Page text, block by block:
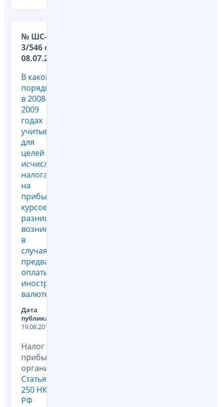
№ ШС-22-
3/546 от
08.07.2009
В каком
порядке
в 2008-
2009
годах
учитываются
для
целей
исчисления
налога
на
прибыль
курсовые
разницы,
возникающие
в
случаях
предварительной
оплаты в
иностранной
валюте?
Дата
публикации:
19.08.2011
Налог на
прибыль
организаций,
Статья
250 НК
РФ